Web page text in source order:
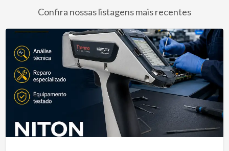
Confira nossas listagens mais recentes
THERMO
FISHER
NITON
BRASIL